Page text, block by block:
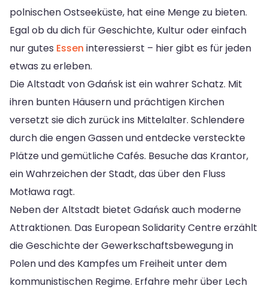
polnischen Ostseeküste, hat eine Menge zu bieten.
Egal ob du dich für Geschichte, Kultur oder einfach
nur gutes Essen interessierst – hier gibt es für jeden
etwas zu erleben.
Die Altstadt von Gdańsk ist ein wahrer Schatz. Mit
ihren bunten Häusern und prächtigen Kirchen
versetzt sie dich zurück ins Mittelalter. Schlendere
durch die engen Gassen und entdecke versteckte
Plätze und gemütliche Cafés. Besuche das Krantor,
ein Wahrzeichen der Stadt, das über den Fluss
Motława ragt.
Neben der Altstadt bietet Gdańsk auch moderne
Attraktionen. Das European Solidarity Centre erzählt
die Geschichte der Gewerkschaftsbewegung in
Polen und des Kampfes um Freiheit unter dem
kommunistischen Regime. Erfahre mehr über Lech